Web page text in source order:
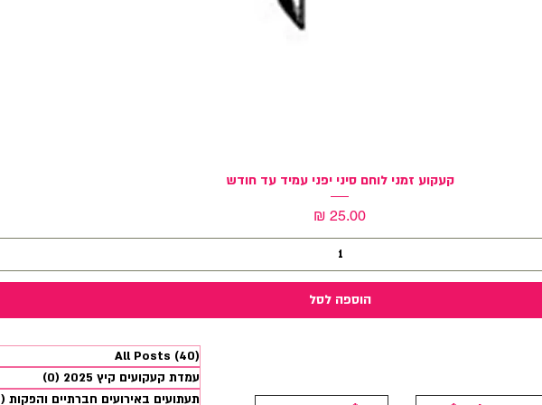
תצוגה מהירה
קעקוע זמני לוחם סיני יפני עמיד עד חודש
מחיר
הוספה לסל
All Posts (40)
עמדת קעקועים קיץ 2025
(0)
תעתועים באירועים חברתיים והפקות (16)